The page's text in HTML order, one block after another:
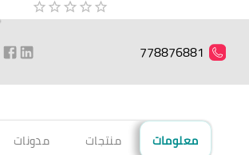
778876881
معلومات منتجات مدونات